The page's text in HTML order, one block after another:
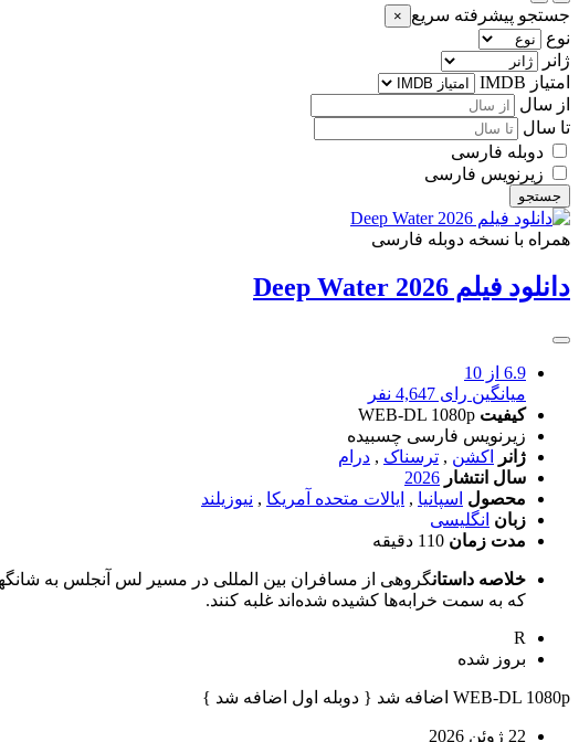
جستجو پیشرفته سریع ×
نوع
ژانر
امتیاز IMDB
از سال
تا سال
دوبله فارسی
زیرنویس فارسی
جستجو
همراه با نسخه دوبله فارسی
دانلود فیلم Deep Water 2026
6.9 از 10
میانگین رای 4,647 نفر
کیفیت WEB-DL 1080p
زیرنویس فارسی چسبیده
ژانر
اکشن , ترسناک , درام
سال انتشار 2026
محصول اسپانیا , ایالات متحده آمریکا , نیوزیلند
زبان انگلیسی
مدت زمان 110 دقیقه
خلاصه داستانگروهی از مسافران بین المللی در مسیر لس آنجلس به
که به سمت خرابه‌ها کشیده شده‌اند غلبه کنند.
R
بروز‌ شده
WEB-DL 1080p اضافه شد { دوبله اول اضافه شد }
22 ژوئن 2026